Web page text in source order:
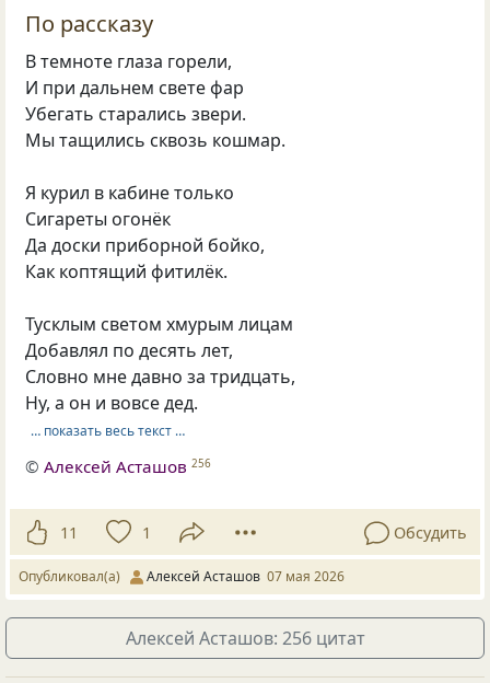
По рассказу
В темноте глаза горели,
И при дальнем свете фар
Убегать старались звери.
Мы тащились сквозь кошмар.
Я курил в кабине только
Сигареты огонёк
Да доски приборной бойко,
Как коптящий фитилёк.
Тусклым светом хмурым лицам
Добавлял по десять лет,
Словно мне давно за тридцать,
Ну, а он и вовсе дед.
… показать весь текст …
©Алексей Асташов 256
11 1 Обсудить
Опубликовал(а) Алексей Асташов 07 мая 2026
Алексей Асташов: 256 цитат